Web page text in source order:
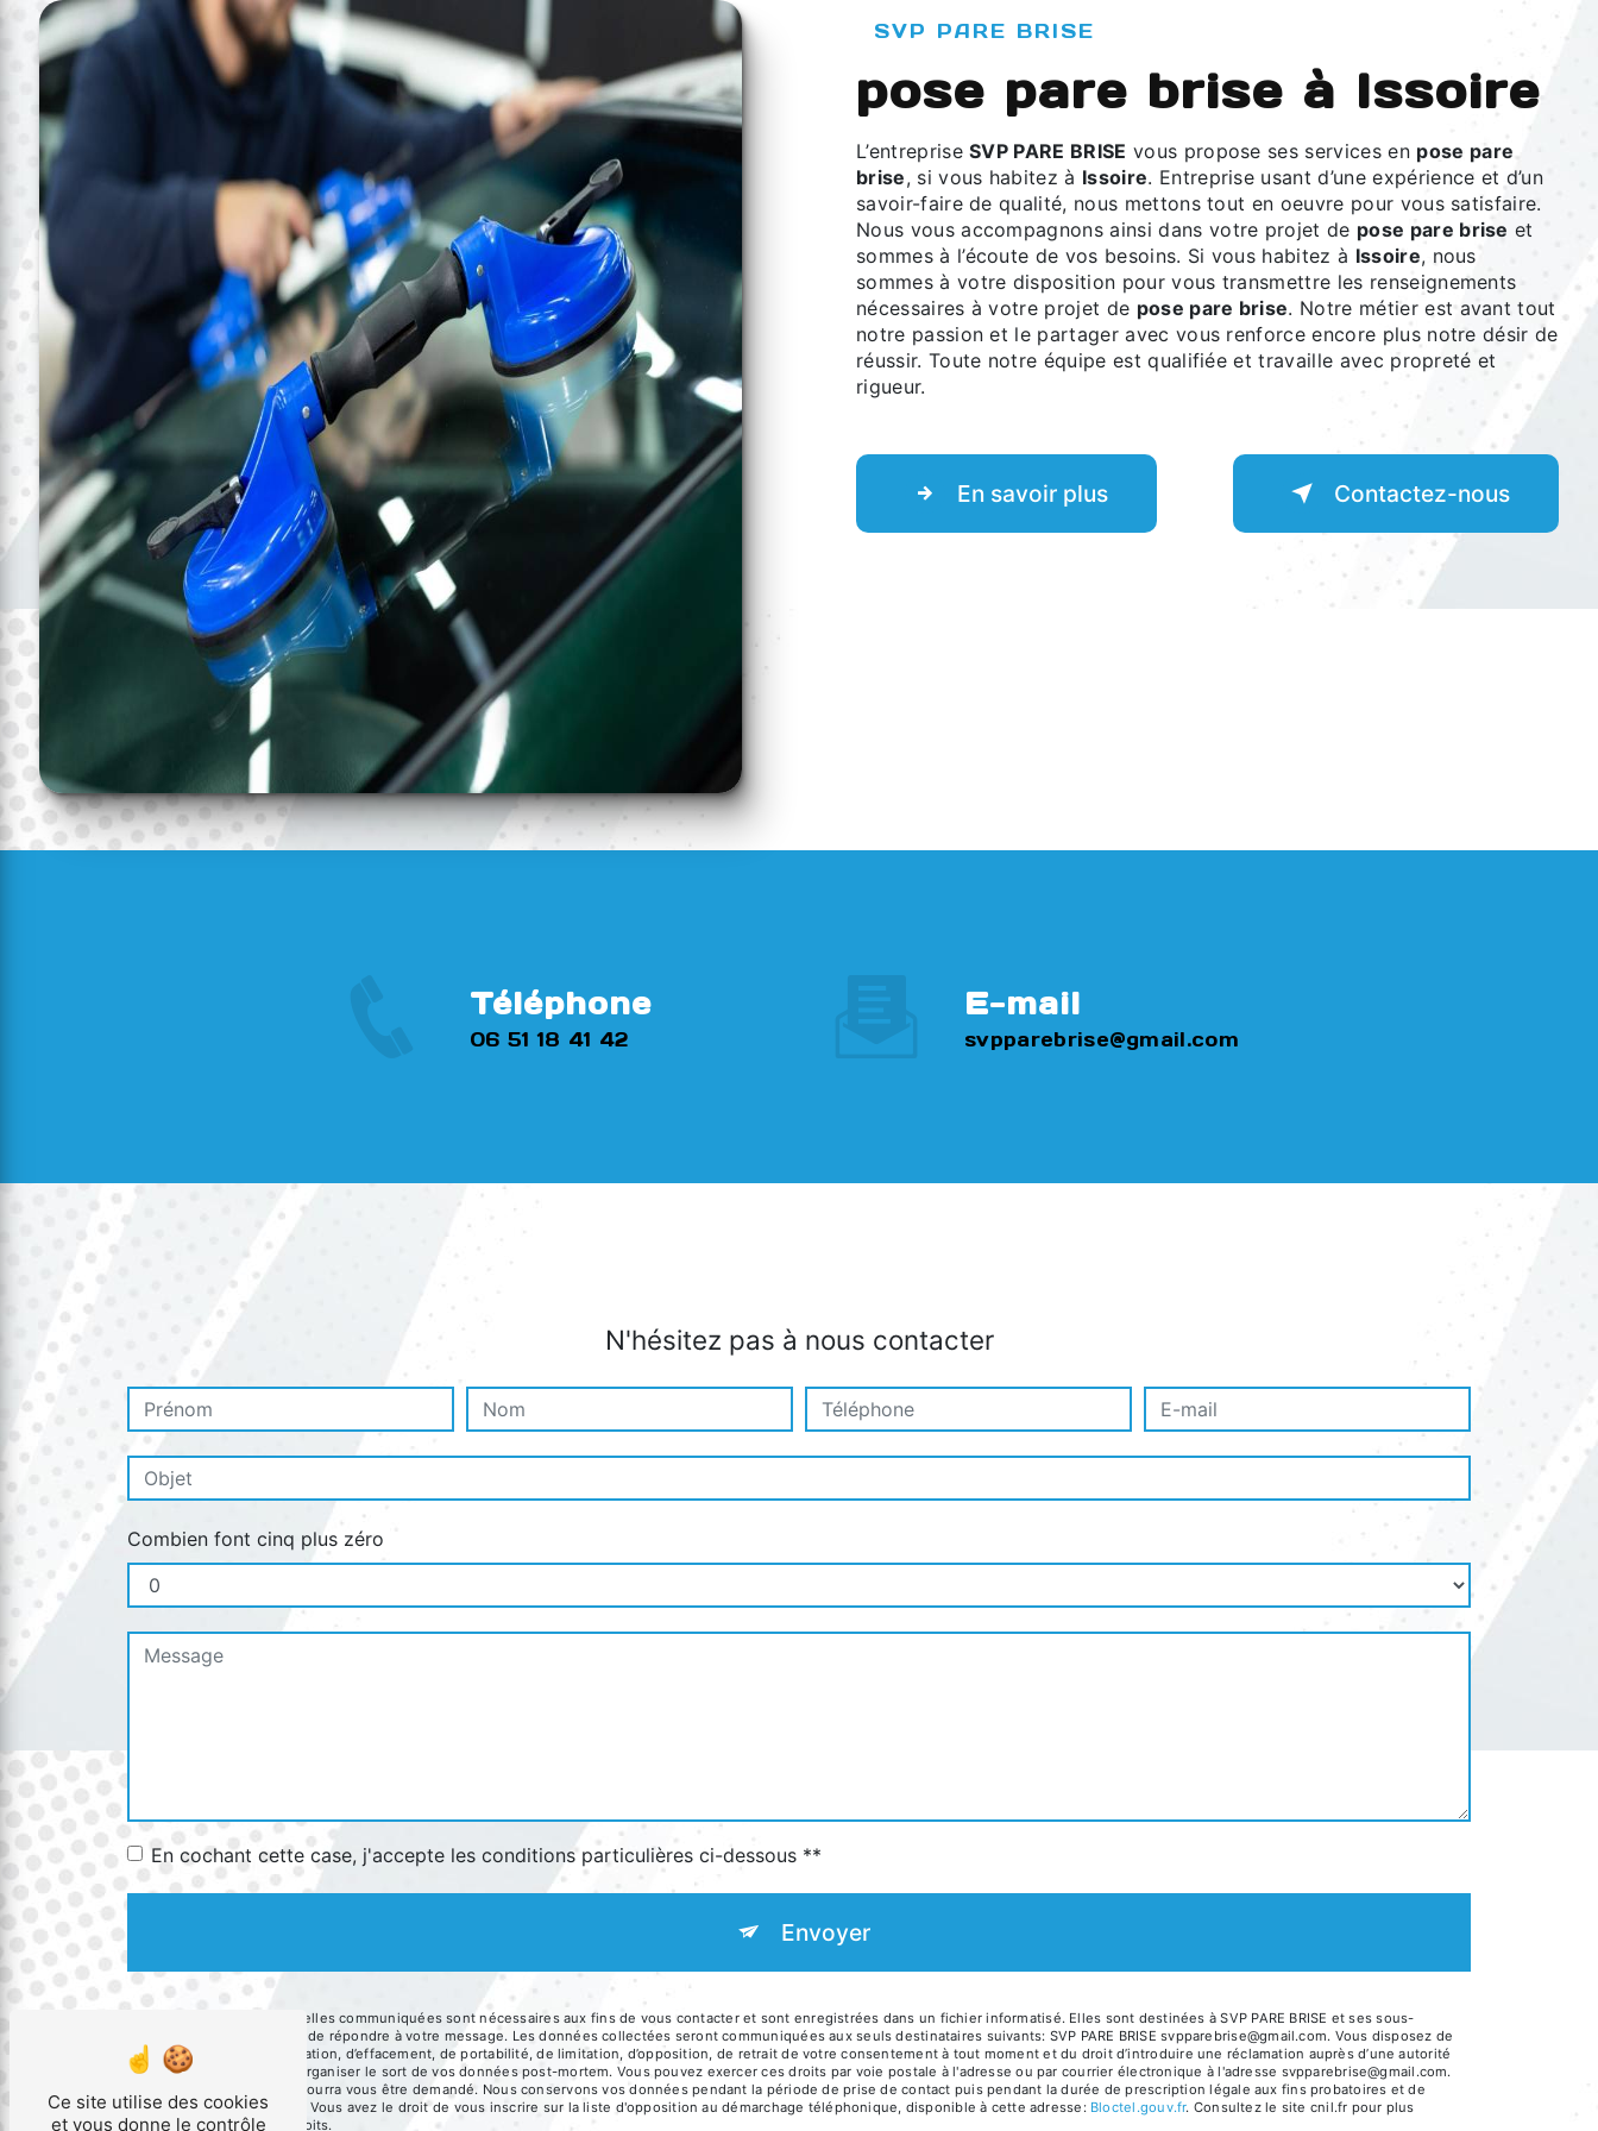
SVP PARE BRISE
pose pare brise à Issoire
L’entrepriseSVP PARE BRISE vous propose ses services en pose pare
brise, si vous habitez à Issoire. Entreprise usant d’une expérience et d’un
savoir-faire de qualité, nous mettons tout en oeuvre pour vous satisfaire.
Nous vous accompagnons ainsi dans votre projet de pose pare brise et
sommes à l’écoute de vos besoins. Si vous habitez à Issoire, nous
sommes à votre disposition pour vous transmettre les renseignements
nécessaires à votre projet de pose pare brise. Notre métier est avant tout
notre passion et le partager avec vous renforce encore plus notre désir de
réussir. Toute notre équipe est qualifiée et travaille avec propreté et
rigueur.
En savoir plus Contactez-nous
Téléphone
06 51 18 41 42
E-mail
svpparebrise@gmail.com
N'hésitez pas à nous contacter
Combien font cinq plus zéro
En cochant cette case, j'accepte les conditions particulières ci-dessous **
Envoyer
** Les données personnelles communiquées sont nécessaires aux fins de vous contacter et sont enregistrées dans un fichier informatisé. Elles sont destinées à SVP PARE BRISE et ses sous-
traitants dans le seul but de répondre à votre message. Les données collectées seront communiquées aux seuls destinataires suivants: SVP PARE BRISE svpparebrise@gmail.com. Vous disposez de
droits d’accès, de rectification, d’effacement, de portabilité, de limitation, d’opposition, de retrait de votre consentement à tout moment et du droit d’introduire une réclamation auprès d’une autorité
de contrôle, ainsi que d’organiser le sort de vos données post-mortem. Vous pouvez exercer ces droits par voie postale à l'adresse ou par courrier électronique à l'adresse svpparebrise@gmail.com.
Un justificatif d'identité pourra vous être demandé. Nous conservons vos données pendant la période de prise de contact puis pendant la durée de prescription légale aux fins probatoires et de
gestion des contentieux. Vous avez le droit de vous inscrire sur la liste d'opposition au démarchage téléphonique, disponible à cette adresse: Bloctel.gouv.fr. Consultez le site cnil.fr pour plus
d’informations sur vos droits.
Ce site utilise des cookies
et vous donne le contrôle